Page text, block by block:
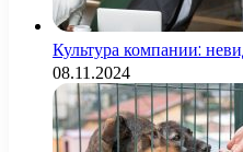
Культура компании:
08.11.2024